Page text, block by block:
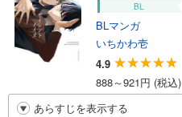
BL
BLマンガ
いちかわ壱
4.9
888～921円 (税込)
あらすじを表示する